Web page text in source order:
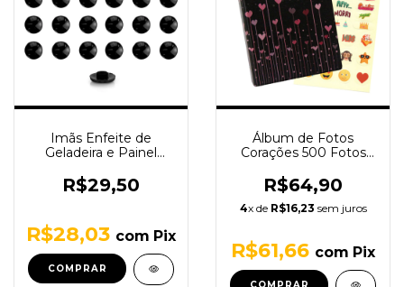
Imãs Enfeite de
Geladeira e Painel
Unidades
R$29,50
R$28,03 com Pix
Álbum de Fotos
Corações 500 Fotos
Brinde (Adesivos)
R$64,90
4x de R$16,23 sem juros
R$61,66 com Pix